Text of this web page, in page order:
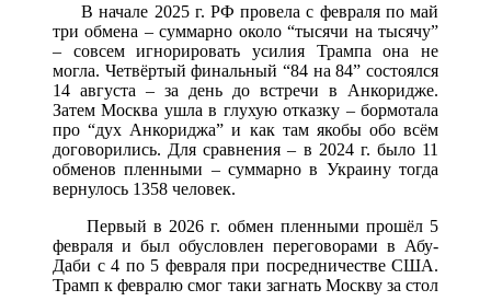
В начале 2025 г. РФ провела с февраля по май
три обмена – суммарно около “тысячи на тысячу”
– совсем игнорировать усилия Трампа она не
могла. Четвёртый финальный “84 на 84” состоялся
14 августа – за день до встречи в Анкоридже.
Затем Москва ушла в глухую отказку – бормотала
про “дух Анкориджа” и как там якобы обо всём
договорились. Для сравнения – в 2024 г. было 11
обменов пленными – суммарно в Украину тогда
вернулось 1358 человек.
Первый в 2026 г. обмен пленными прошёл 5
февраля и был обусловлен переговорами в Абу-
Даби с 4 по 5 февраля при посредничестве США.
Трамп к февралю смог таки загнать Москву за стол